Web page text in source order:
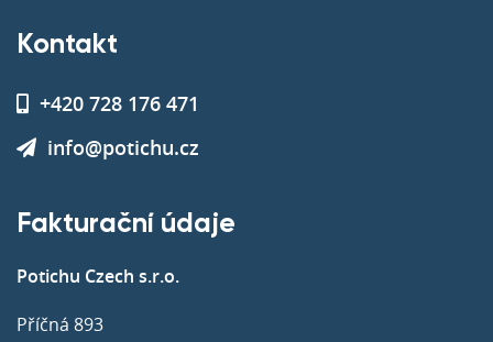
Kontakt
+420 728 176 471
info@potichu.cz
Fakturační údaje
Potichu Czech s.r.o.
Příčná 893